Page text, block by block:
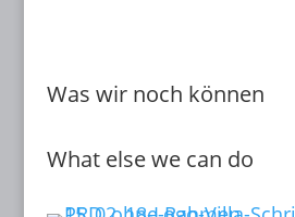
Was wir noch können
What else we can do